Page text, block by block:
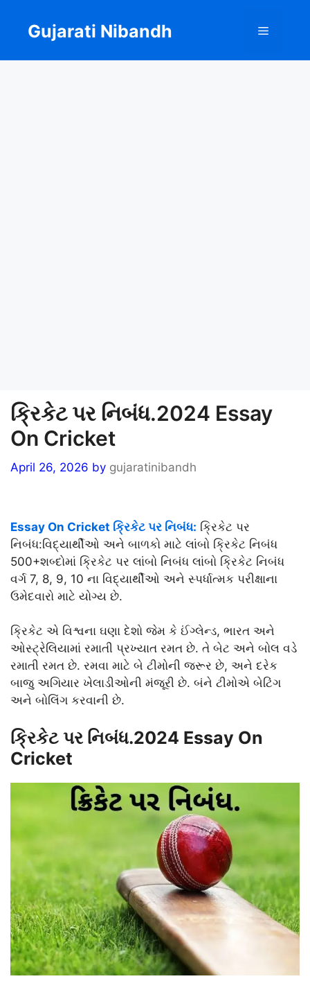
content
Gujarati Nibandh Menu
ક્રિકેટ પર નિબંધ.2024 Essay
On Cricket
April 26, 2026 by gujaratinibandh
Essay On Cricket ક્રિકેટ પર નિબંધ: ક્રિકેટ પર
નિબંધ:વિદ્યાર્થીઓ અને બાળકો માટે લાંબો ક્રિકેટ નિબંધ
500+શબ્દોમાં ક્રિકેટ પર લાંબો નિબંધ લાંબો ક્રિકેટ નિબંધ
વર્ગ 7, 8, 9, 10 ના વિદ્યાર્થીઓ અને સ્પર્ધાત્મક પરીક્ષાના
ઉમેદવારો માટે યોગ્ય છે.
ક્રિકેટ એ વિશ્વના ઘણા દેશો જેમ કે ઈંગ્લેન્ડ, ભારત અને
ઓસ્ટ્રેલિયામાં રમાતી પ્રખ્યાત રમત છે. તે બેટ અને બોલ વડે
રમાતી રમત છે. રમવા માટે બે ટીમોની જરૂર છે, અને દરેક
બાજુ અગિયાર ખેલાડીઓની મંજૂરી છે. બંને ટીમોએ બેટિંગ
અને બોલિંગ કરવાની છે.
ક્રિકેટ પર નિબંધ.2024 Essay On
Cricket